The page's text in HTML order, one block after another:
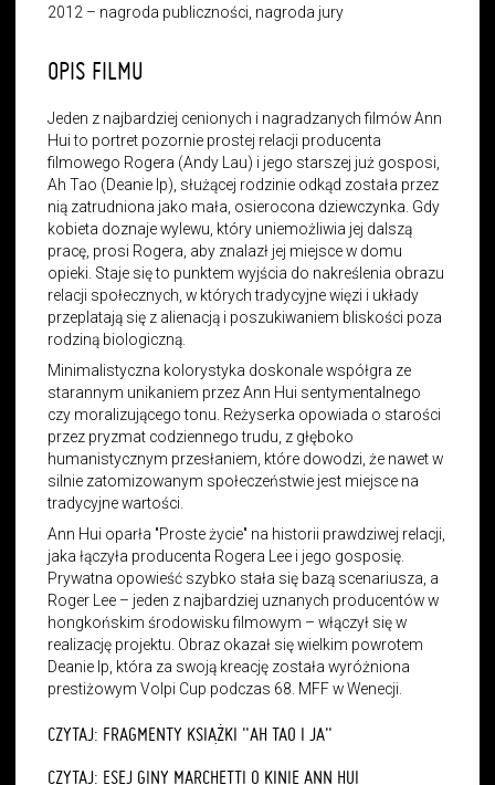
2012 – nagroda publiczności, nagroda jury
OPIS FILMU
Jeden z najbardziej cenionych i nagradzanych filmów Ann
Hui to portret pozornie prostej relacji producenta
filmowego Rogera (Andy Lau) i jego starszej już gosposi,
Ah Tao (Deanie Ip), służącej rodzinie odkąd została przez
nią zatrudniona jako mała, osierocona dziewczynka. Gdy
kobieta doznaje wylewu, który uniemożliwia jej dalszą
pracę, prosi Rogera, aby znalazł jej miejsce w domu
opieki. Staje się to punktem wyjścia do nakreślenia obrazu
relacji społecznych, w których tradycyjne więzi i układy
przeplatają się z alienacją i poszukiwaniem bliskości poza
rodziną biologiczną.
Minimalistyczna kolorystyka doskonale współgra ze
starannym unikaniem przez Ann Hui sentymentalnego
czy moralizującego tonu. Reżyserka opowiada o starości
przez pryzmat codziennego trudu, z głęboko
humanistycznym przesłaniem, które dowodzi, że nawet w
silnie zatomizowanym społeczeństwie jest miejsce na
tradycyjne wartości.
Ann Hui oparła "Proste życie" na historii prawdziwej relacji,
jaka łączyła producenta Rogera Lee i jego gosposię.
Prywatna opowieść szybko stała się bazą scenariusza, a
Roger Lee – jeden z najbardziej uznanych producentów w
hongkońskim środowisku filmowym – włączył się w
realizację projektu. Obraz okazał się wielkim powrotem
Deanie Ip, która za swoją kreację została wyróżniona
prestiżowym Volpi Cup podczas 68. MFF w Wenecji.
CZYTAJ: FRAGMENTY KSIĄŻKI "AH TAO I JA"
CZYTAJ: ESEJ GINY MARCHETTI O KINIE ANN HUI